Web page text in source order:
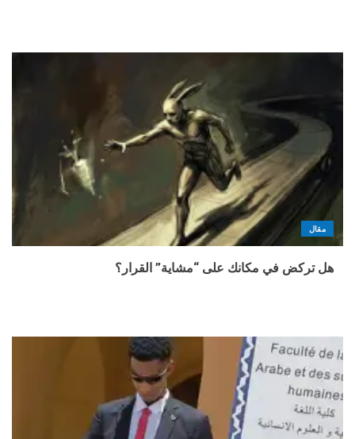
مقال
هل تركض في مكانك على “مشاية” القرار؟